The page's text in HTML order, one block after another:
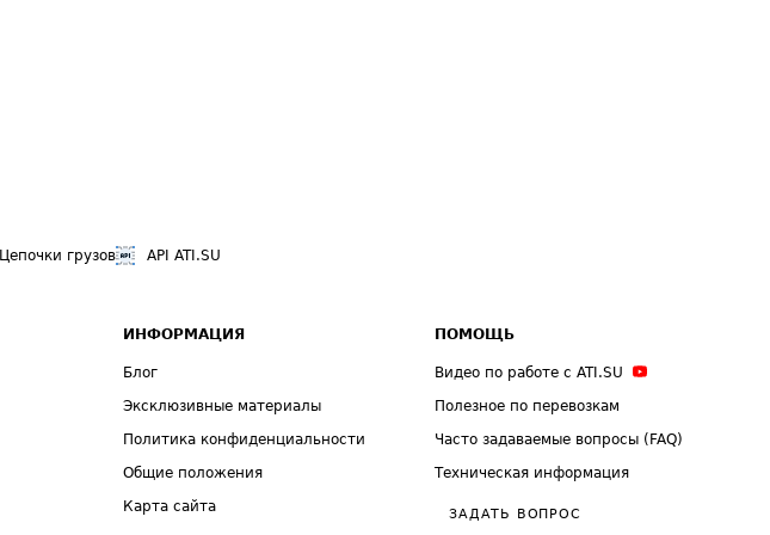
Цепочки грузов API ATI.SU
ИНФОРМАЦИЯ
Блог
Эксклюзивные материалы
Политика конфиденциальности
Общие положения
Карта сайта
ПОМОЩЬ
Видео по работе с ATI.SU
Полезное по перевозкам
Часто задаваемые вопросы (FAQ)
Техническая информация
ЗАДАТЬ ВОПРОС